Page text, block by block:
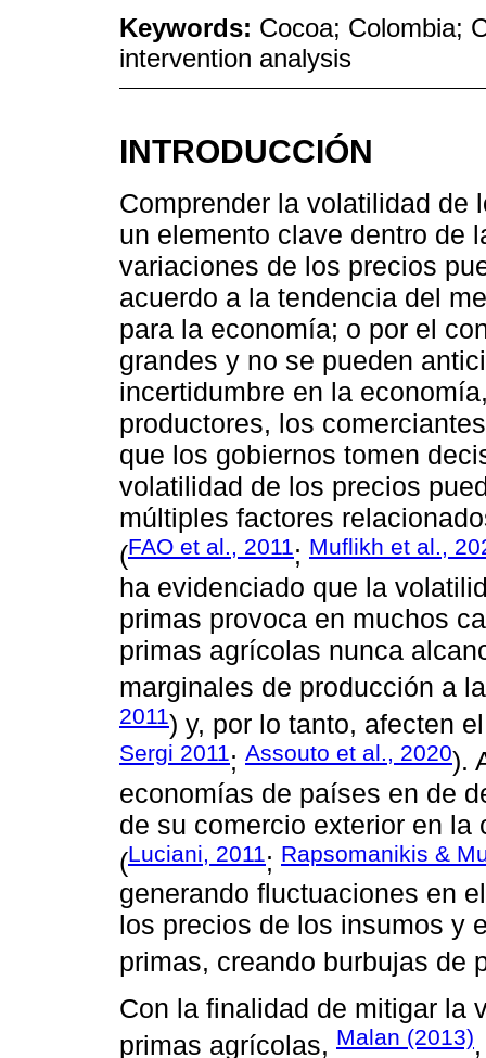
Keywords: Cocoa; Colombia;
intervention analysis
INTRODUCCIÓN
Comprender la volatilidad de
un elemento clave dentro de
variaciones de los precios
acuerdo a la tendencia del
para la economía; o por el
grandes y no se pueden
incertidumbre en la
productores, los
que los gobiernos tomen
volatilidad de los precios
múltiples factores
(FAO et al., 2011; Muflikh et al.,
ha evidenciado que la
primas provoca en muchos
primas agrícolas nunca
marginales de producción a
2011) y, por lo tanto, afecten
Sergi 2011; Assouto et al., 2020).
economías de países en de
de su comercio exterior en
(Luciani, 2011; Rapsomanikis &
generando fluctuaciones en
los precios de los insumos y
primas, creando burbujas de
Con la finalidad de mitigar la
primas agrícolas, Malan (2013)